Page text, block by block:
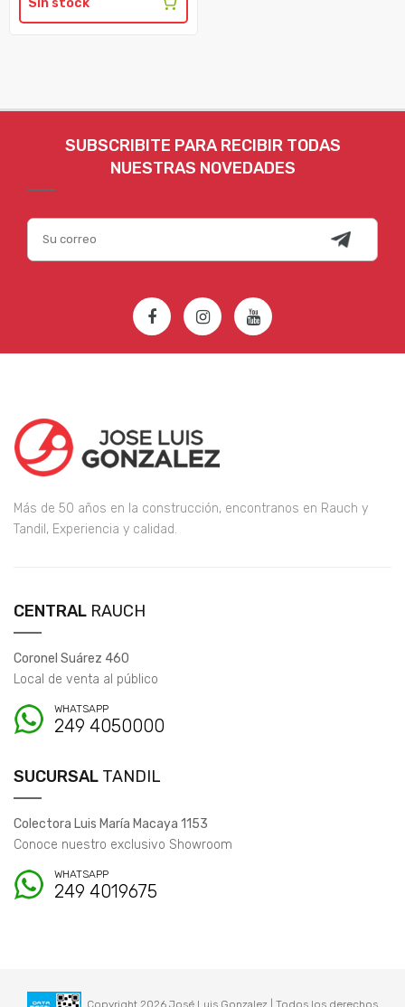
Sin stock
SUBSCRIBITE PARA RECIBIR TODAS
NUESTRAS NOVEDADES
Más de 50 años en la construcción, encontranos en Rauch y
Tandil, Experiencia y calidad.
CENTRAL RAUCH
Coronel Suárez 460
Local de venta al público
WHATSAPP
249 4050000
SUCURSAL TANDIL
Colectora Luis María Macaya 1153
Conoce nuestro exclusivo Showroom
WHATSAPP
249 4019675
Copyright 2026 José Luis Gonzalez | Todos los derechos